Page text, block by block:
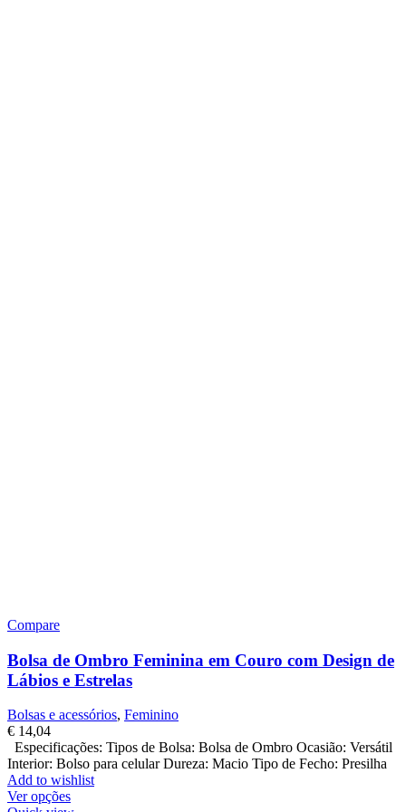
Compare
Bolsa de Ombro Feminina em Couro com Design de
Lábios e Estrelas
Bolsas e acessórios, Feminino
€ 14,04
Especificações: Tipos de Bolsa: Bolsa de Ombro Ocasião: Versátil
Interior: Bolso para celular Dureza: Macio Tipo de Fecho: Presilha
Add to wishlist
Ver opções